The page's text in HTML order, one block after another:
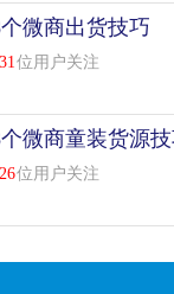
己很有成就感，两
的同时我还把跟老
子能上好的学校，
一个刚刚结了...
好货源?有什么
，货源很重要，
微商出货技巧
位用户关注
微商童装货源
位用户关注